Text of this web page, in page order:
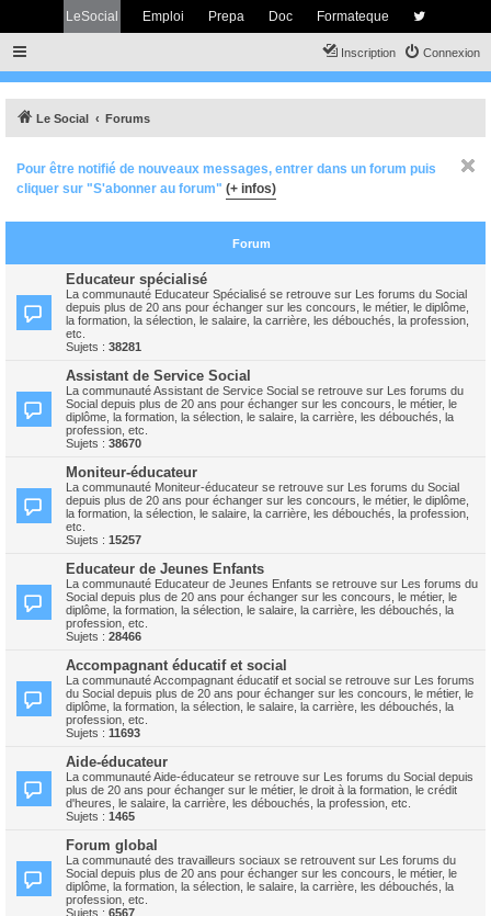
LeSocial Emploi Prepa Doc Formateque
Connexion
Inscription
Le Social Forums
Pour être notifié de nouveaux messages, entrer dans un forum puis
cliquer sur "S'abonner au forum" (+ infos)
Forum
Educateur spécialisé
La communauté Educateur Spécialisé se retrouve sur Les forums du Social
depuis plus de 20 ans pour échanger sur les concours, le métier, le diplôme,
la formation, la sélection, le salaire, la carrière, les débouchés, la profession,
etc.
Sujets : 38281
Assistant de Service Social
La communauté Assistant de Service Social se retrouve sur Les forums du
Social depuis plus de 20 ans pour échanger sur les concours, le métier, le
diplôme, la formation, la sélection, le salaire, la carrière, les débouchés, la
profession, etc.
Sujets : 38670
Moniteur-éducateur
La communauté Moniteur-éducateur se retrouve sur Les forums du Social
depuis plus de 20 ans pour échanger sur les concours, le métier, le diplôme,
la formation, la sélection, le salaire, la carrière, les débouchés, la profession,
etc.
Sujets : 15257
Educateur de Jeunes Enfants
La communauté Educateur de Jeunes Enfants se retrouve sur Les forums du
Social depuis plus de 20 ans pour échanger sur les concours, le métier, le
diplôme, la formation, la sélection, le salaire, la carrière, les débouchés, la
profession, etc.
Sujets : 28466
Accompagnant éducatif et social
La communauté Accompagnant éducatif et social se retrouve sur Les forums
du Social depuis plus de 20 ans pour échanger sur les concours, le métier, le
diplôme, la formation, la sélection, le salaire, la carrière, les débouchés, la
profession, etc.
Sujets : 11693
Aide-éducateur
La communauté Aide-éducateur se retrouve sur Les forums du Social depuis
plus de 20 ans pour échanger sur le métier, le droit à la formation, le crédit
d'heures, le salaire, la carrière, les débouchés, la profession, etc.
Sujets : 1465
Forum global
La communauté des travailleurs sociaux se retrouvent sur Les forums du
Social depuis plus de 20 ans pour échanger sur les concours, le métier, le
diplôme, la formation, la sélection, le salaire, la carrière, les débouchés, la
profession, etc.
Sujets : 6567